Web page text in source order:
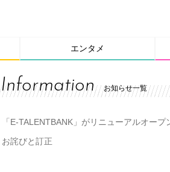
エンタメ
Information お知らせ一覧
「E-TALENTBANK」がリニューアルオープ
お詫びと訂正